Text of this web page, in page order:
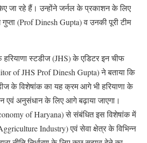
जा रहे हैं। उन्होंने जर्नल के प्रकाशन के लिए
(Prof Dinesh Gupta) व उनकी पूरी टीम
स्टडीज (JHS) के एडिटर इन चीफ
of JHS Prof Dinesh Gupta) ने बताया कि
के विशेषांक का यह क्रम आगे भी हरियाणा के
एवं अनुसंधान के लिए आगे बढ़ाया जाएगा।
of Haryana) से संबंधित इस विशेषांक में
Industry) एवं सेवा क्षेत्र के विभिन्न